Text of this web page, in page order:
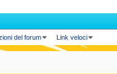
del forum Link veloci